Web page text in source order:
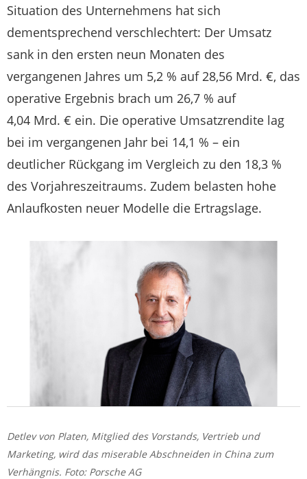
Situation des Unternehmens hat sich
dementsprechend verschlechtert: Der Umsatz
sank in den ersten neun Monaten des
vergangenen Jahres um 5,2 % auf 28,56 Mrd. €, das
operative Ergebnis brach um 26,7 % auf
4,04 Mrd. € ein. Die operative Umsatzrendite lag
bei im vergangenen Jahr bei 14,1 % – ein
deutlicher Rückgang im Vergleich zu den 18,3 %
des Vorjahreszeitraums. Zudem belasten hohe
Anlaufkosten neuer Modelle die Ertragslage.
Detlev von Platen, Mitglied des Vorstands, Vertrieb und
Marketing, wird das miserable Abschneiden in China zum
Verhängnis. Foto: Porsche AG